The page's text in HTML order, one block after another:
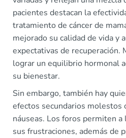
pacientes destacan la
tratamiento de cáncer de
mejorado su calidad de vida y
expectativas de recuperación.
lograr un equilibrio hormonal
su bienestar.
Sin embargo, también hay
efectos secundarios molestos
náuseas. Los foros permiten
sus frustraciones, además de